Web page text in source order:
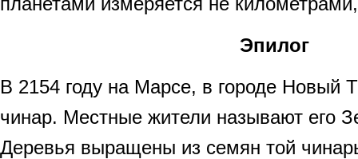
Эпилог
В 2154 году на Марсе, в городе Новый
чинар. Местные жители называют его
Деревья выращены из семян той